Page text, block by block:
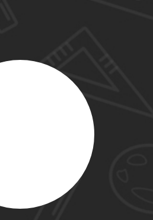
用户作品
用户作品
用户作品